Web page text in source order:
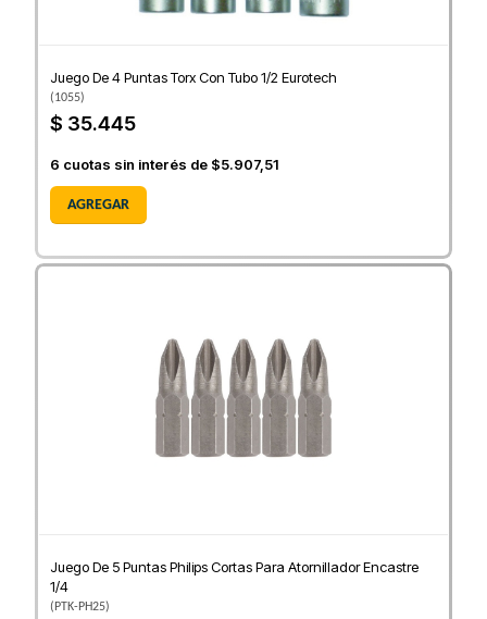
Juego De 4 Puntas Torx Con Tubo 1/2 Eurotech
(1055)
$ 35.445
6 cuotas sin interés de $5.907,51
AGREGAR
Juego De 5 Puntas Philips Cortas Para Atornillador Encastre
1/4
(PTK-PH25)